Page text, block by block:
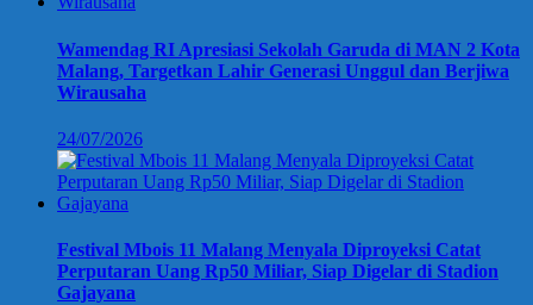
Wamendag RI Apresiasi Sekolah Garuda di MAN 2 Kota
Malang, Targetkan Lahir Generasi Unggul dan Berjiwa
Wirausaha
24/07/2026
Festival Mbois 11 Malang Menyala Diproyeksi Catat
Perputaran Uang Rp50 Miliar, Siap Digelar di Stadion
Gajayana